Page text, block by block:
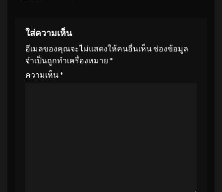
ใส่ความเห็น
อีเมลของคุณจะไม่แสดงให้คนอื่นเห็น ช่องข้อมูล
จำเป็นถูกทำเครื่องหมาย *
ความเห็น*